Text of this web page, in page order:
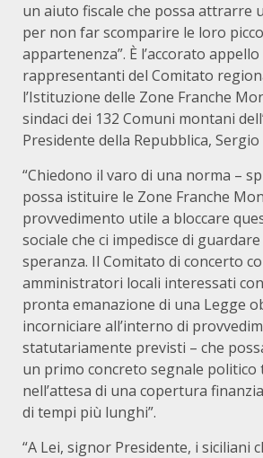
un aiuto fiscale che possa attrarre
per non far scomparire le loro
appartenenza”. È l’accorato
rappresentanti del Comitato
l’Istituzione delle Zone Franche
sindaci dei 132 Comuni montani
Presidente della Repubblica,
“Chiedono il varo di una norma –
possa istituire le Zone Franche
provvedimento utile a bloccare
sociale che ci impedisce di
speranza. Il Comitato di concerto
amministratori locali interessati
pronta emanazione di una Legge
incorniciare all’interno di
statutariamente previsti – che
un primo concreto segnale politico
nell’attesa di una copertura
di tempi più lunghi”.
“A Lei, signor Presidente, i siciliani